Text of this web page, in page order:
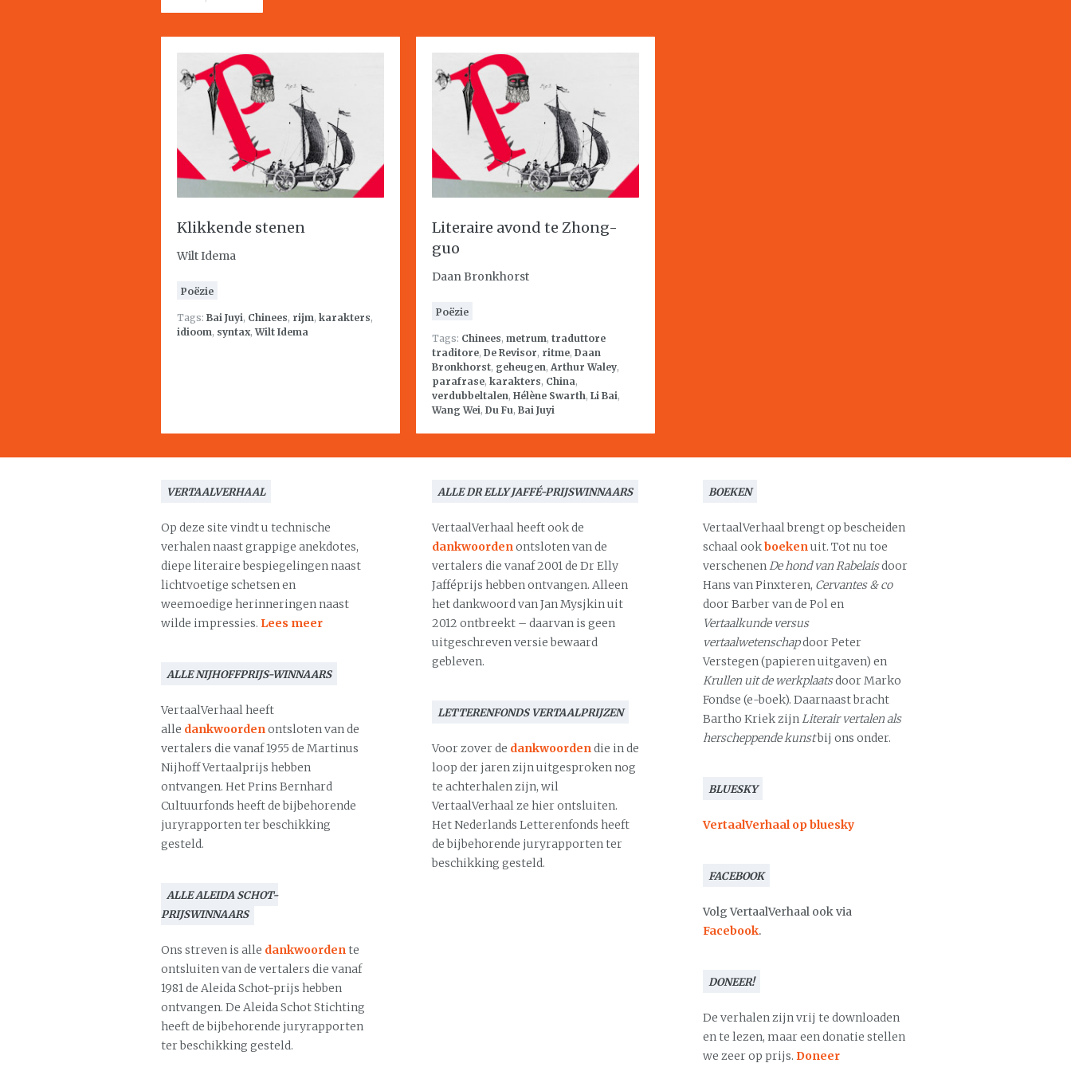
Klikkende stenen
Wilt Idema
Poëzie
Tags: Bai Juyi, Chinees, rijm, karakters,
idioom, syntax,Wilt Idema
Literaire avond te Zhong-
guo
Daan Bronkhorst
Poëzie
Tags: Chinees, metrum, traduttore
traditore, De Revisor, ritme, Daan
Bronkhorst, geheugen, Arthur Waley,
parafrase, karakters, China,
verdubbeltalen, Hélène Swarth, Li Bai,
Wang Wei, Du Fu, Bai Juyi
VERTAALVERHAAL
Op deze site vindt u technische
verhalen naast grappige anekdotes,
diepe literaire bespiegelingen naast
lichtvoetige schetsen en
weemoedige herinneringen naast
wilde impressies. Lees meer
ALLE NIJHOFFPRIJS-WINNAARS
VertaalVerhaal heeft
alle dankwoordenontsloten van de
vertalers die vanaf 1955 de Martinus
Nijhoff Vertaalprijs hebben
ontvangen. Het Prins Bernhard
Cultuurfonds heeft de bijbehorende
juryrapporten ter beschikking
gesteld.
ALLE ALEIDA SCHOT-
PRIJSWINNAARS
Ons streven is alle dankwoordente
ontsluiten van de vertalers die vanaf
1981 de Aleida Schot-prijs hebben
ontvangen. De Aleida Schot Stichting
heeft de bijbehorende juryrapporten
ter beschikking gesteld.
ALLE DR ELLY JAFFÉ-PRIJSWINNAARS
VertaalVerhaal heeft ook de
dankwoordenontsloten van de
vertalers die vanaf 2001 de Dr Elly
Jafféprijs hebben ontvangen. Alleen
het dankwoord van Jan Mysjkin uit
2012 ontbreekt – daarvan is geen
uitgeschreven versie bewaard
gebleven.
LETTERENFONDS VERTAALPRIJZEN
Voor zover de dankwoordendie in de
loop der jaren zijn uitgesproken nog
te achterhalen zijn, wil
VertaalVerhaal ze hier ontsluiten.
Het Nederlands Letterenfonds heeft
de bijbehorende juryrapporten ter
beschikking gesteld.
BOEKEN
VertaalVerhaal brengt op bescheiden
schaal ookboekenuit. Tot nu toe
verschenenDe hond van Rabelaisdoor
Hans van Pinxteren, Cervantes & co
door Barber van de Pol en
Vertaalkunde versus
vertaalwetenschapdoor Peter
Verstegen (papieren uitgaven) en
Krullen uit de werkplaatsdoor Marko
Fondse (e-boek). Daarnaast bracht
Bartho Kriek zijnLiterair vertalen als
herscheppende kunstbij ons onder.
BLUESKY
VertaalVerhaal op bluesky
FACEBOOK
Volg VertaalVerhaal ook via
Facebook.
DONEER!
De verhalen zijn vrij te downloaden
en te lezen, maar een donatie stellen
we zeer op prijs. Doneer